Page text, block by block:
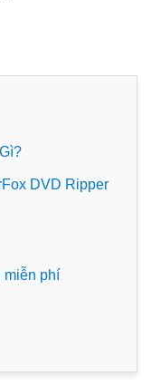
DVD Ripper
miễn phí